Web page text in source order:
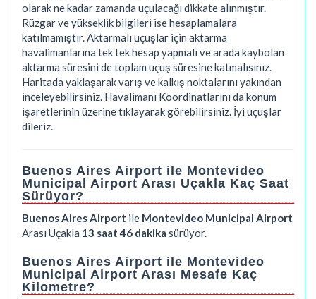
olarak ne kadar zamanda uçulacağı dikkate alınmıştır.
Rüzgar ve yükseklik bilgileri ise hesaplamalara
katılmamıştır. Aktarmalı uçuşlar için aktarma
havalimanlarına tek tek hesap yapmalı ve arada kaybolan
aktarma süresini de toplam uçuş süresine katmalısınız.
Haritada yaklaşarak varış ve kalkış noktalarını yakından
inceleyebilirsiniz. Havalimanı Koordinatlarını da konum
işaretlerinin üzerine tıklayarak görebilirsiniz. İyi uçuşlar
dileriz.
Buenos Aires Airport ile Montevideo
Municipal Airport Arası Uçakla Kaç Saat
Sürüyor?
Buenos Aires Airport ile Montevideo Municipal Airport
Arası Uçakla 13 saat 46 dakika sürüyor.
Buenos Aires Airport ile Montevideo
Municipal Airport Arası Mesafe Kaç
Kilometre?